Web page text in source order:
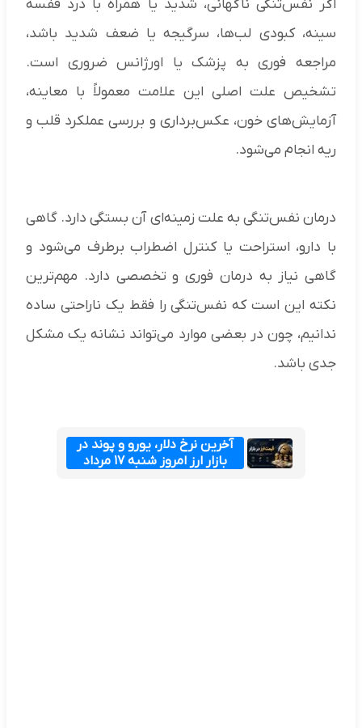
اگر نفس‌تنگی ناگهانی، شدید یا همراه با درد قفسه
سینه، کبودی لب‌ها، سرگیجه یا ضعف شدید باشد،
مراجعه فوری به پزشک یا اورژانس ضروری است.
تشخیص علت اصلی این علامت معمولاً با معاینه،
آزمایش‌های خون، عکس‌برداری و بررسی عملکرد قلب و
ریه انجام می‌شود.
درمان نفس‌تنگی به علت زمینه‌ای آن بستگی دارد. گاهی
با دارو، استراحت یا کنترل اضطراب برطرف می‌شود و
گاهی نیاز به درمان فوری و تخصصی دارد. مهم‌ترین
نکته این است که نفس‌تنگی را فقط یک ناراحتی ساده
ندانیم، چون در بعضی موارد می‌تواند نشانه یک مشکل
جدی باشد.
آخرین نرخ دلار، یورو و پوند در
بازار ارز امروز شنبه ۱۷ مرداد